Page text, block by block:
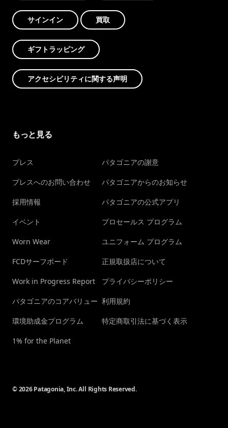
サインイン 買取
ギフトラッピング
アクセシビリティに関する声明
もっと見る
プレス
プレスへのお問い合わせ
採用情報
イベント
Worn Wear
FCDサーフボード
Work in Progress Report
パタゴニアのコアバリュー
環境助成金プログラム
1% for the Planet
パタゴニアの謝意
パタゴニアからのお知らせ
パタゴニアの公式アプリ
プロセールス プログラム
ユニフォーム プログラム
正規取扱店について
プライバシーポリシー
利用規約
特定商取引法に基づく表示
© 2026 Patagonia, Inc. All Rights Reserved.